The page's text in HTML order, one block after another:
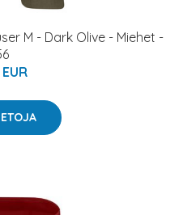
M - Dark Olive - Miehet -